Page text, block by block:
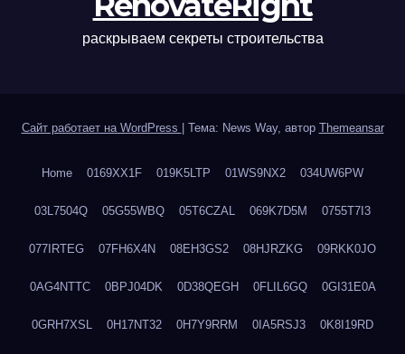
раскрываем секреты строительства
Сайт работает на WordPress Тема: News Way, автор Themeansar
Home 0169XX1F 019K5LTP 01WS9NX2 034UW6PW
03L7504Q 05G55WBQ 05T6CZAL 069K7D5M 0755T7I3
077IRTEG 07FH6X4N 08EH3GS2 08HJRZKG 09RKK0JO
0AG4NTTC 0BPJ04DK 0D38QEGH 0FLIL6GQ 0GI31E0A
0GRH7XSL 0H17NT32 0H7Y9RRM 0IA5RSJ3 0K8I19RD